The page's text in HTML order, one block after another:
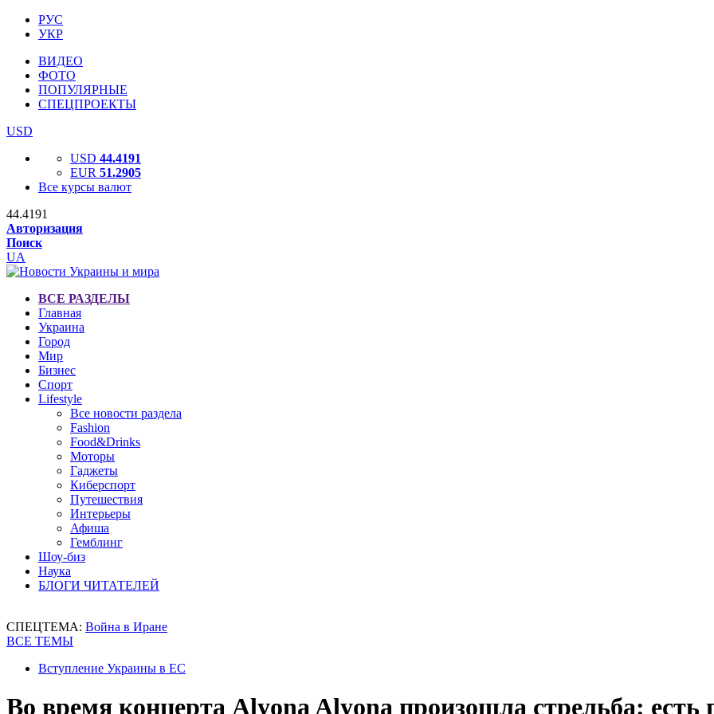
РУС
УКР
ВИДЕО
ФОТО
ПОПУЛЯРНЫЕ
СПЕЦПРОЕКТЫ
USD
USD 44.4191
EUR 51.2905
Все курсы валют
44.4191
Авторизация
Поиск
UA
ВСЕ РАЗДЕЛЫ
Главная
Украина
Город
Мир
Бизнес
Спорт
Lifestyle
Все новости раздела
Fashion
Food&Drinks
Моторы
Гаджеты
Киберспорт
Путешествия
Интерьеры
Афиша
Гемблинг
Шоу-биз
Наука
БЛОГИ ЧИТАТЕЛЕЙ
СПЕЦТЕМА: Война в Иране
ВСЕ ТЕМЫ
Вступление Украины в ЕС
Во время концерта Alyona Alyona произошла стрельба: есть